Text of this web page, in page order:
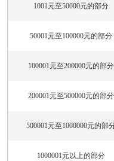
1001元至50000元的部分
50001元至100000元的部分
100001元至200000元的部分
200001元至500000元的部分
500001元至1000000元的部
1000001元以上的部分